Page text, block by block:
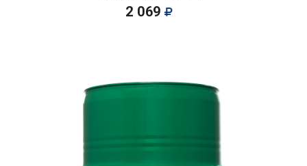
2 069